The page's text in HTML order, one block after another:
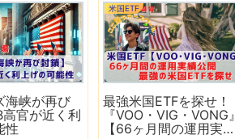
海峡が再び
高官が近く利
性
米国ETF
最強米国ETFを探せ！
『VOO・VIG・VONG』
【66ヶ月間の運用実績